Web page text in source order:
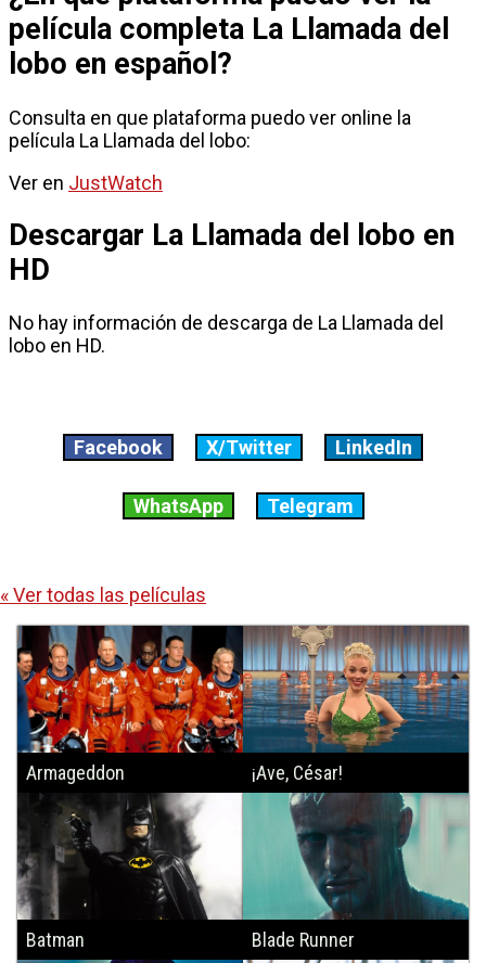
película completa La Llamada del
lobo en español?
Consulta en que plataforma puedo ver online la
película La Llamada del lobo:
Ver en JustWatch
Descargar La Llamada del lobo en
HD
No hay información de descarga de La Llamada del
lobo en HD.
Facebook X/Twitter LinkedIn
WhatsApp Telegram
« Ver todas las películas
Armageddon ¡Ave, César!
Batman Blade Runner